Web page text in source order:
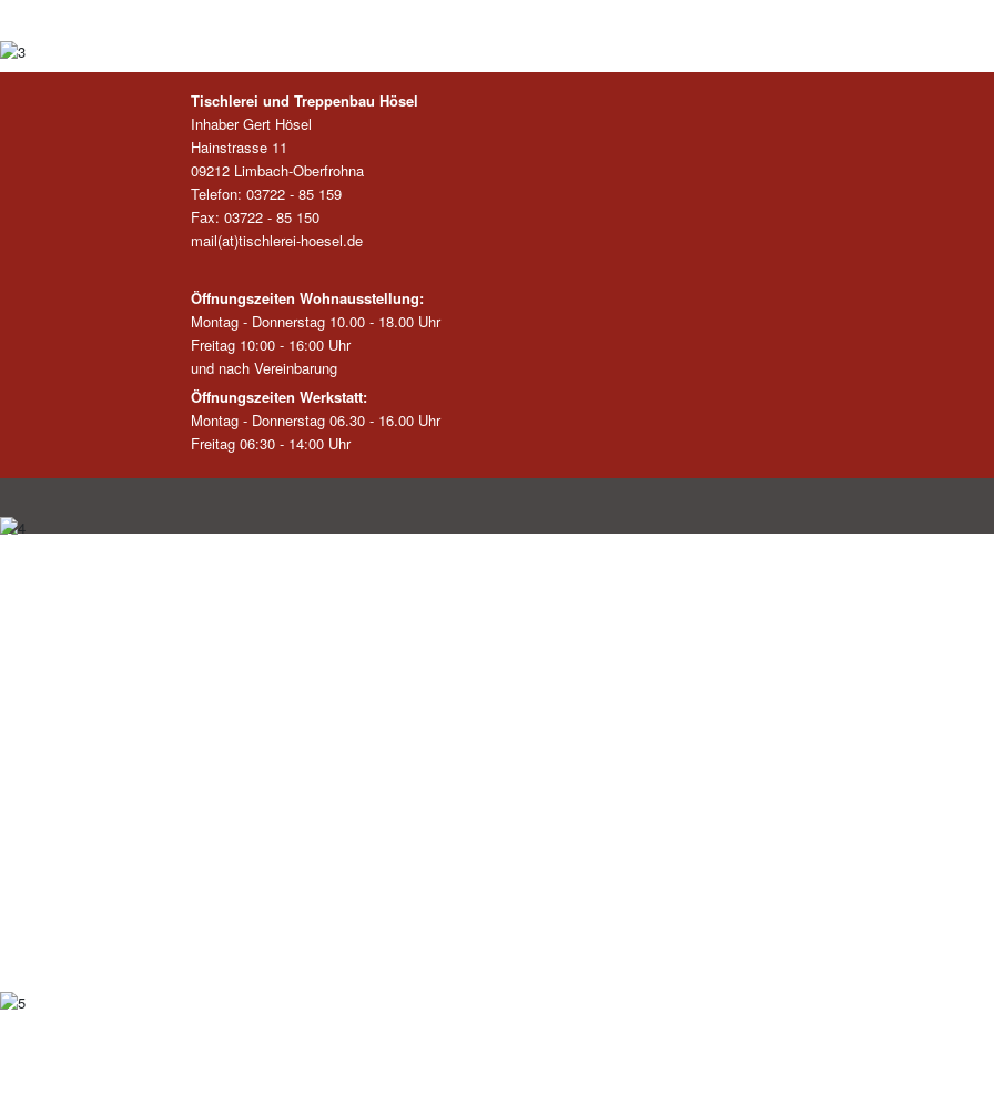
Tischlerei und Treppenbau Hösel
Inhaber Gert Hösel
Hainstrasse 11
09212 Limbach-Oberfrohna
Telefon: 03722 - 85 159
Fax: 03722 - 85 150
mail(at)tischlerei-hoesel.de
Öffnungszeiten Wohnausstellung:
Montag - Donnerstag 10.00 - 18.00 Uhr
Freitag 10:00 - 16:00 Uhr
und nach Vereinbarung
Öffnungszeiten Werkstatt:
Montag - Donnerstag 06.30 - 16.00 Uhr
Freitag 06:30 - 14:00 Uhr